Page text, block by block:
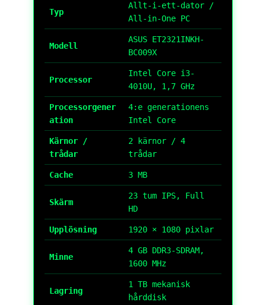
Typ
Allt-i-ett-dator /
All-in-One PC
Modell
ASUS ET2321INKH-
BC009X
Processor
Intel Core i3-
4010U, 1,7 GHz
Processorgener
ation
4:e generationens
Intel Core
Kärnor /
trådar
2 kärnor / 4
trådar
Cache 3 MB
Skärm
23 tum IPS, Full
HD
Upplösning 1920 × 1080 pixlar
Minne
4 GB DDR3-SDRAM,
1600 MHz
Lagring
1 TB mekanisk
hårddisk